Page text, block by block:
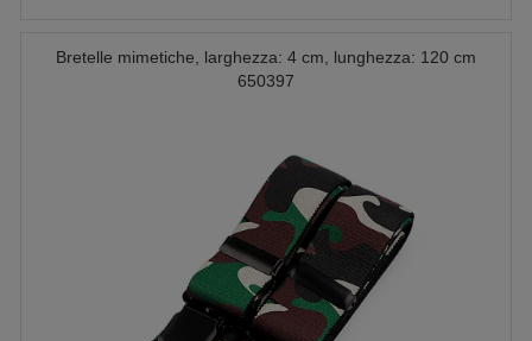
Bretelle mimetiche, larghezza: 4 cm, lunghezza: 120 cm
650397